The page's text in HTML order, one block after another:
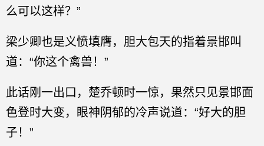
么可以这样？”
梁少卿也是义愤填膺，胆大包天的指着景邯叫
道：“你这个禽兽！”
此话刚一出口，楚乔顿时一惊，果然只见景邯面
色登时大变，眼神阴郁的冷声说道：“好大的胆
子！”